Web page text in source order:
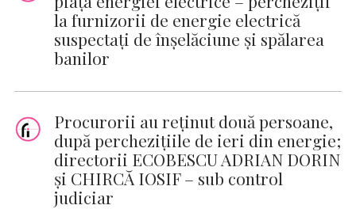
la furnizorii de energie electrică
suspectați de înșelăciune și spălarea
banilor
Procurorii au reţinut două persoane,
după percheziţiile de ieri din energie;
directorii ECOBESCU ADRIAN DORIN
și CHIRCĂ IOSIF – sub control
judiciar